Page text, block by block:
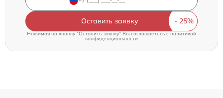
Оставить заявку
Нажимая на кнопку "Оставить заявку" Вы соглашаетесь cполитикой
конфиденциальности